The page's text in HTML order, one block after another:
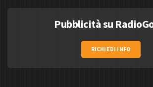
Pubblicità su
RICHIEDI INFO